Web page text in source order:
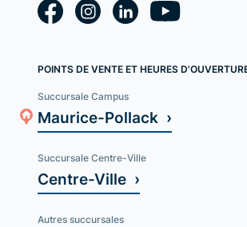
POINTS DE VENTE ET HEURES
Succursale Campus
Maurice-Pollack ›
Succursale Centre-Ville
Centre-Ville ›
Autres succursales